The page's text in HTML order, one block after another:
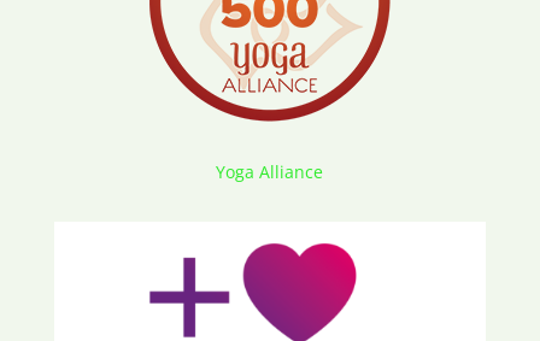
Yoga Alliance